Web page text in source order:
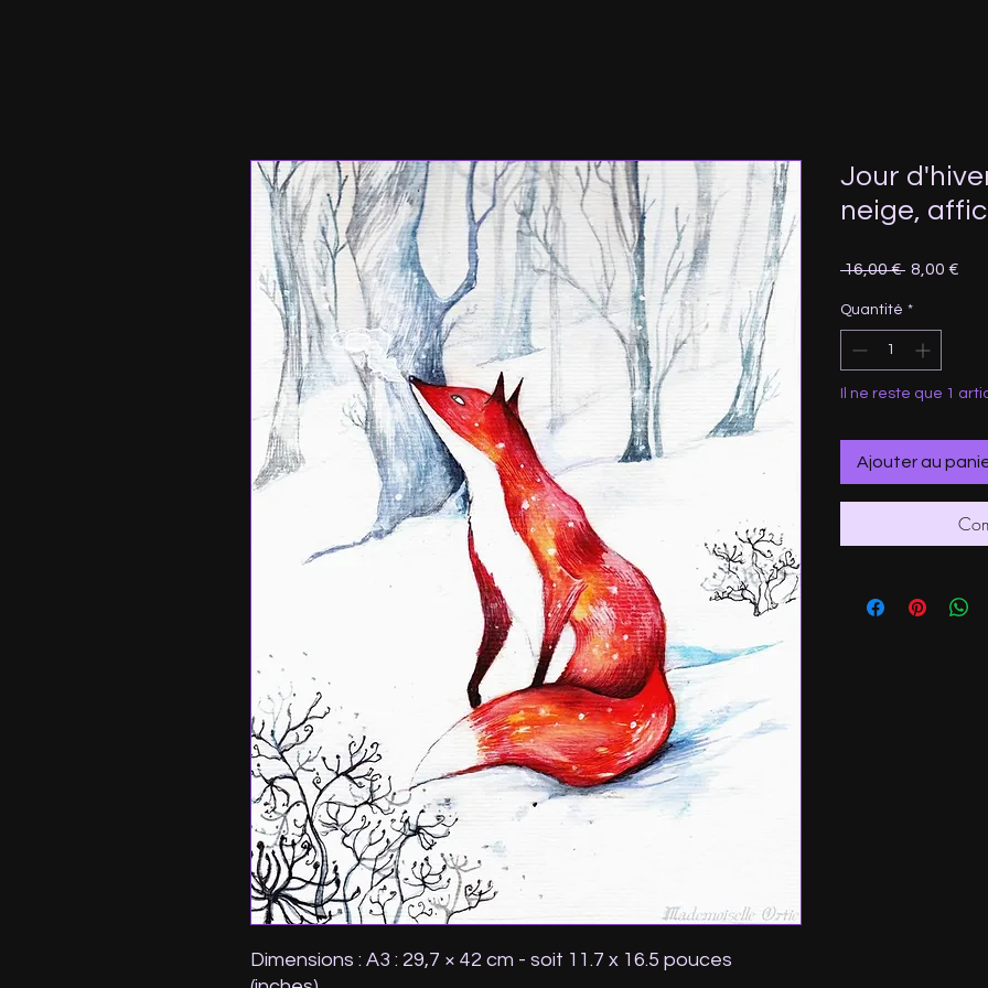
Dimensions : A3 : 29,7 × 42 cm - soit 11.7 x 16.5 pouces
Jour
neige,
16,00 € Prix
8,00 €
Quantité *
Il ne reste que 1
Ajouter au